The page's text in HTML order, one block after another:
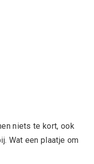
niets te kort, ook
Wat een plaatje om